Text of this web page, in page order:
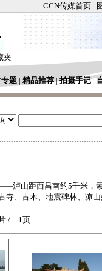
CCN传媒首页 |
夹
专题 | 精品推荐|拍摄手记|
泸山距西昌南约5千米，
寺、古木、地震碑林、凉山
/ 1页